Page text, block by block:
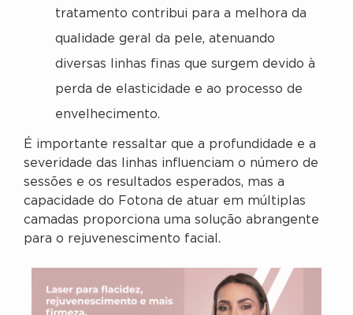
tratamento contribui para a melhora da
qualidade geral da pele, atenuando
diversas linhas finas que surgem devido à
perda de elasticidade e ao processo de
envelhecimento.
É importante ressaltar que a profundidade e a
severidade das linhas influenciam o número de
sessões e os resultados esperados, mas a
capacidade do Fotona de atuar em múltiplas
camadas proporciona uma solução abrangente
para o rejuvenescimento facial.